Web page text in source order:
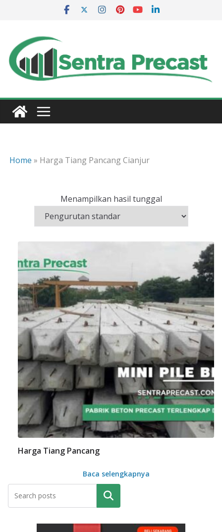
Home » Harga Tiang Pancang Cianjur
Menampilkan hasil tunggal
Harga Tiang Pancang
Baca selengkapnya
Pencarian